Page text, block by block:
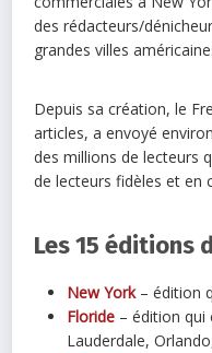
des rédacteurs/
grandes villes
Depuis sa création, le
articles, a envoyé
des millions de lecteurs
de lecteurs fidèles et en
Les 15 éditions
New York– édition
Floride – édition qui
Lauderdale,